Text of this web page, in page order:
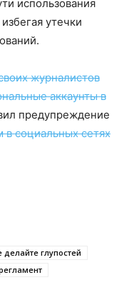
использования
утечки
журналистов
аккаунты в
предупреждение
в социальных сетях
делайте глупостей